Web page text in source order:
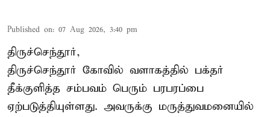
Published on: 07 Aug 2026, 3:40 pm
திருச்செந்தூர்,
திருச்செந்தூர் கோவில் வளாகத்தில் பக்தர்
தீக்குளித்த சம்பவம் பெரும் பரபரப்பை
ஏற்படுத்தியுள்ளது. அவருக்கு மருத்துவமனையில்